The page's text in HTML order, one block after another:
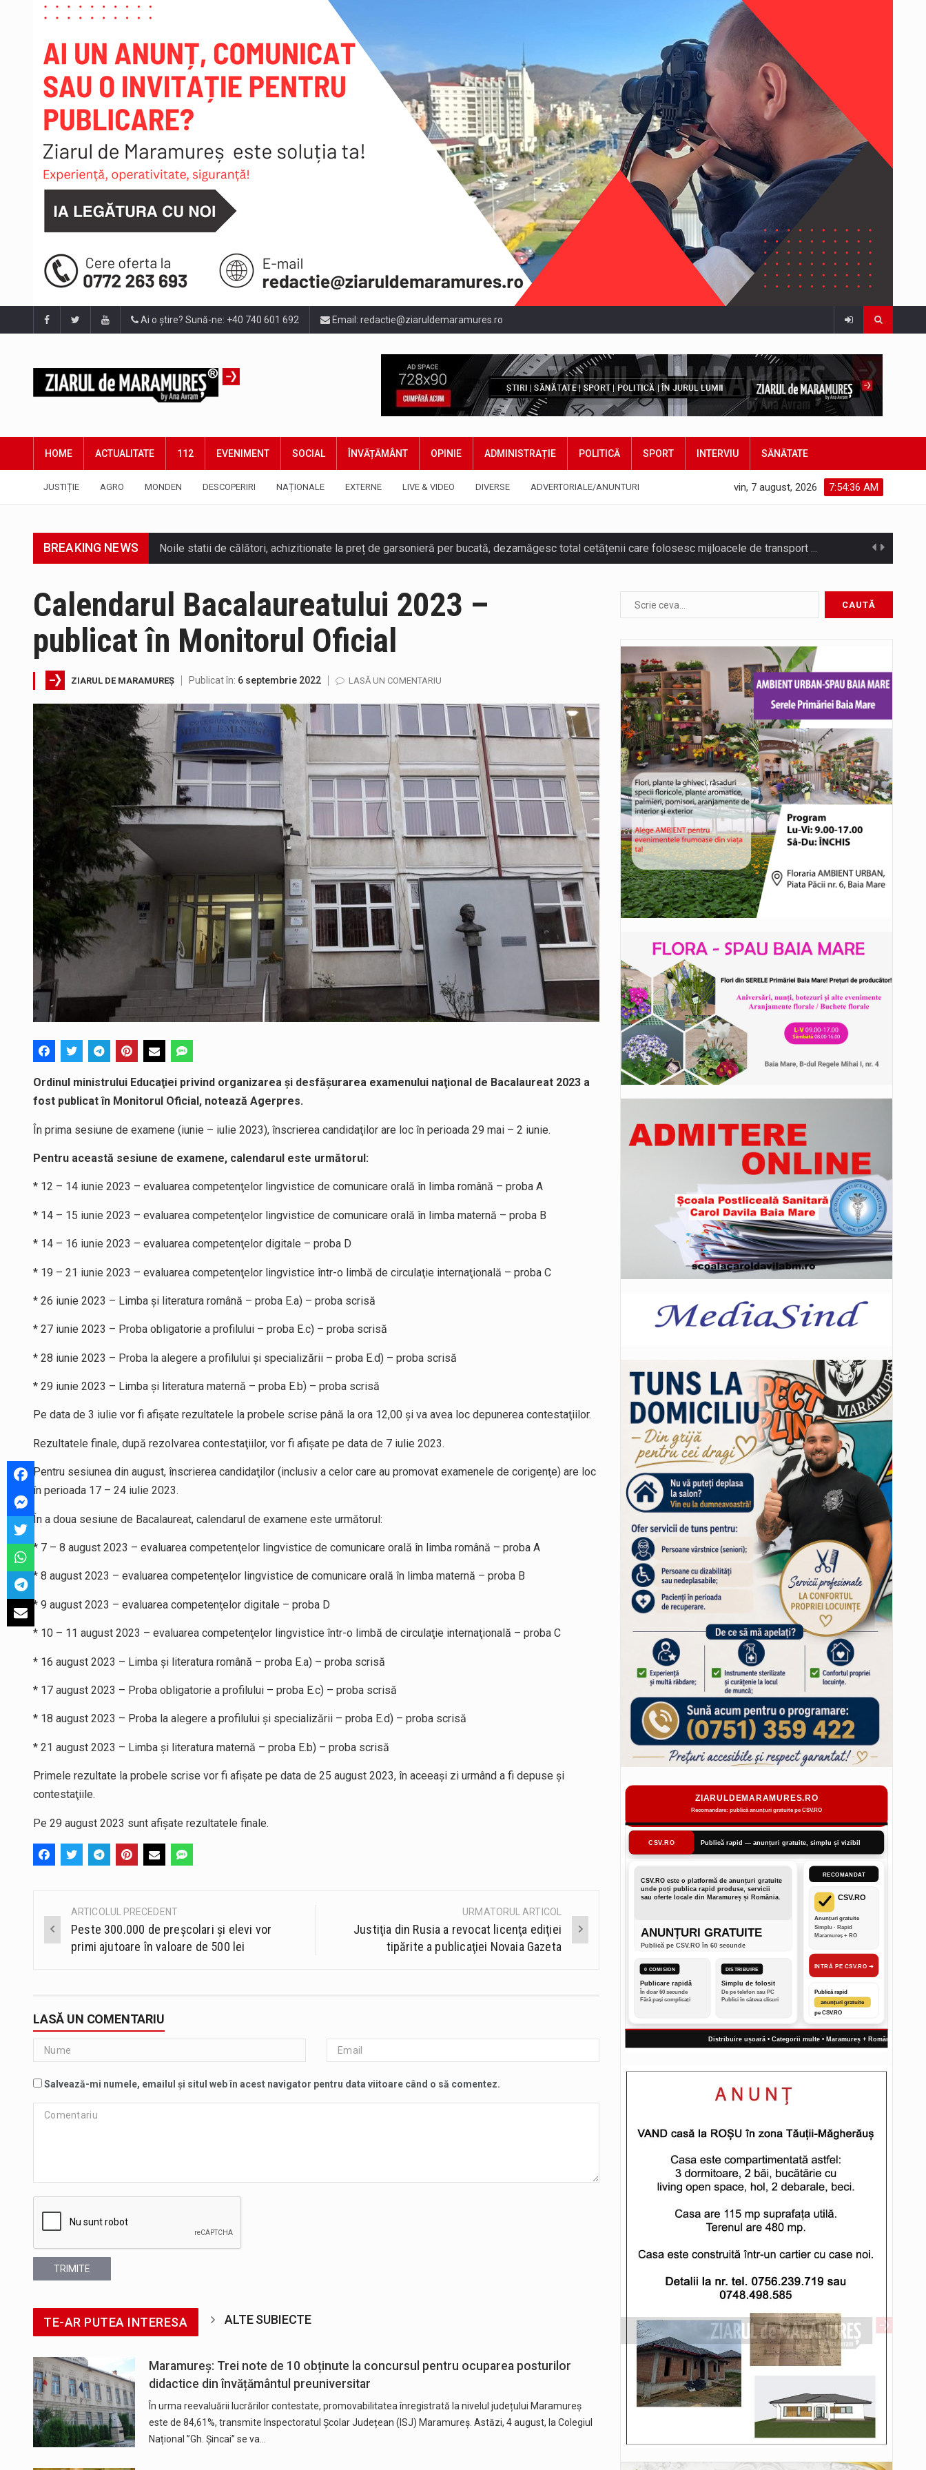
Ai o știre? Sună-ne: +40 740 601 692 Email: redactie@ziaruldemaramures.ro
HOME ACTUALITATE 112 EVENIMENT SOCIAL ÎNVĂȚĂMÂNT OPINIE ADMINISTRAȚIE POLITICĂ SPORT INTERVIU SĂNĂTATE
JUSTIȚIE AGRO MONDEN DESCOPERIRI NAȚIONALE EXTERNE LIVE & VIDEO DIVERSE ADVERTORIALE/ANUNTURI 7:54:38 AM
vin, 7 august, 2026
BREAKING NEWS
Tot mai multi băimăreni semnalează prezența cersetorilor de etnie romă pe raza municipiului. Orasul este la propriu impânzit de ei…
În acest sfârșit de săptămână, jandarmii maramureșeni vor fi prezenți la manifestările cultural-artistice și sportive care vor avea loc pe…
Directorul OCPI Maramures, Daniela-Onița Ivascu, a venit cu un răspuns pentru cei care s-au intrebat în aceste zile: Dacă aplicațiile…
Testarea independentă a sistemului e-Terra, realizată de STS, DNSC și Cyberint, a mai parcurs o rundă de evaluare. Un număr…
Vremea va fi caniculară. Disconfortul termic va fi accentuat, iar indicele temperatură-umezeală (ITU) va depăși pragul critic de 80 de…
COD GALBEN. Interval de valabilitate: 07 august, ora 12.00 – 07 august, ora 23.00 / Fenomene vizate: instabilitate atmosferică, intensificări…
Proiectul de lege privind Strategia națională pentru conservarea biodiversității a fost din nou dezbătut ieri și în final adoptat de…
Pe scurt. Statuia lui PINTEA VITEAZU din fața Jandarmeriei Maramures a ajuns să fie zilele acestea mărul discordiei între administrații.…
Calendarul Bacalaureatului 2023 –
publicat în Monitorul Oficial
ZIARUL DE MARAMUREȘ Publicat în: 6 septembrie 2022 LASĂ UN COMENTARIU
Ordinul ministrului Educaţiei privind organizarea şi desfăşurarea examenului naţional de Bacalaureat 2023 a
fost publicat în Monitorul Oficial, notează Agerpres.
În prima sesiune de examene (iunie – iulie 2023), înscrierea candidaţilor are loc în perioada 29 mai – 2 iunie.
Pentru această sesiune de examene, calendarul este următorul:
* 12 – 14 iunie 2023 – evaluarea competenţelor lingvistice de comunicare orală în limba română – proba A
* 14 – 15 iunie 2023 – evaluarea competenţelor lingvistice de comunicare orală în limba maternă – proba B
* 14 – 16 iunie 2023 – evaluarea competenţelor digitale – proba D
* 19 – 21 iunie 2023 – evaluarea competenţelor lingvistice într-o limbă de circulaţie internaţională – proba C
* 26 iunie 2023 – Limba şi literatura română – proba E.a) – proba scrisă
* 27 iunie 2023 – Proba obligatorie a profilului – proba E.c) – proba scrisă
* 28 iunie 2023 – Proba la alegere a profilului şi specializării – proba E.d) – proba scrisă
* 29 iunie 2023 – Limba şi literatura maternă – proba E.b) – proba scrisă
Pe data de 3 iulie vor fi afişate rezultatele la probele scrise până la ora 12,00 şi va avea loc depunerea contestaţiilor.
Rezultatele finale, după rezolvarea contestaţiilor, vor fi afişate pe data de 7 iulie 2023.
Pentru sesiunea din august, înscrierea candidaţilor (inclusiv a celor care au promovat examenele de corigenţe) are loc
în perioada 17 – 24 iulie 2023.
În a doua sesiune de Bacalaureat, calendarul de examene este următorul:
* 7 – 8 august 2023 – evaluarea competenţelor lingvistice de comunicare orală în limba română – proba A
* 8 august 2023 – evaluarea competenţelor lingvistice de comunicare orală în limba maternă – proba B
* 9 august 2023 – evaluarea competenţelor digitale – proba D
* 10 – 11 august 2023 – evaluarea competenţelor lingvistice într-o limbă de circulaţie internaţională – proba C
* 16 august 2023 – Limba şi literatura română – proba E.a) – proba scrisă
* 17 august 2023 – Proba obligatorie a profilului – proba E.c) – proba scrisă
* 18 august 2023 – Proba la alegere a profilului şi specializării – proba E.d) – proba scrisă
* 21 august 2023 – Limba şi literatura maternă – proba E.b) – proba scrisă
Primele rezultate la probele scrise vor fi afişate pe data de 25 august 2023, în aceeaşi zi urmând a fi depuse şi
contestaţiile.
Pe 29 august 2023 sunt afişate rezultatele finale.
Post
navigation
ARTICOLUL PRECEDENT
Peste 300.000 de preşcolari şi elevi vor
primi ajutoare în valoare de 500 lei
URMATORUL ARTICOL
Justiţia din Rusia a revocat licenţa ediţiei
tipărite a publicaţiei Novaia Gazeta
LASĂ UN COMENTARIU
Salvează-mi numele, emailul și situl web în acest navigator pentru data viitoare când o să comentez.
TRIMITE
TE-AR PUTEA INTERESA ALTE SUBIECTE
Maramureș: Trei note de 10 obținute la concursul pentru ocuparea posturilor
didactice din învățământul preuniversitar
În urma reevaluării lucrărilor contestate, promovabilitatea înregistrată la nivelul județului Maramureș
este de 84,61%, transmite Inspectoratul Școlar Județean (ISJ) Maramureș. Astăzi, 4 august, la Colegiul
Național ”Gh. Șincai” se va…